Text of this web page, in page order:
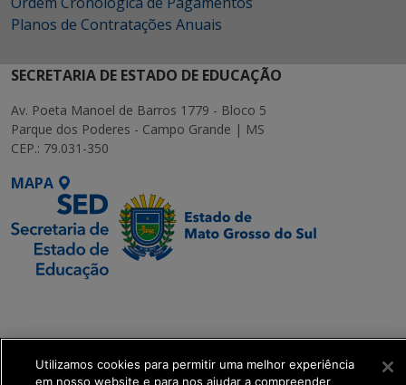
Planos de Contratações Anuais
SECRETARIA DE ESTADO DE EDUCAÇÃO
Av. Poeta Manoel de Barros 1779 - Bloco 5
Parque dos Poderes - Campo Grande | MS
CEP.: 79.031-350
MAPA
Transformação Digital
Utilizamos cookies para permitir uma melhor experiência
em nosso website e para nos ajudar a compreender